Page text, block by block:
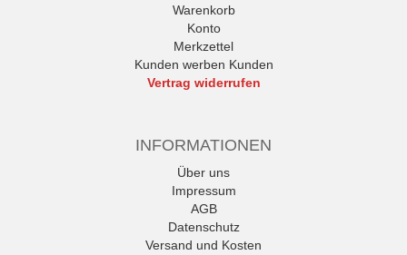
Warenkorb
Konto
Merkzettel
Kunden werben Kunden
Vertrag widerrufen
INFORMATIONEN
Über uns
Impressum
AGB
Datenschutz
Versand und Kosten